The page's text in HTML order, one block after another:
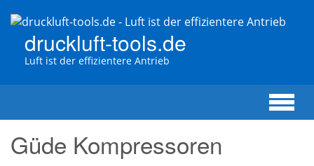
Hauptinhalt
springen
druckluft-tools.de
Luft ist der effizientere Antrieb
Güde Kompressoren